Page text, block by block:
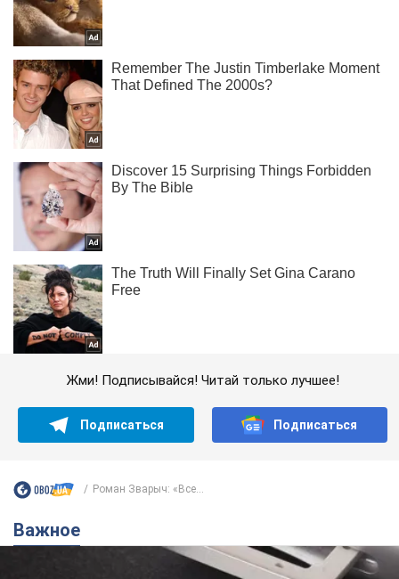
Жми! Подписывайся! Читай только лучшее!
Подписаться Подписаться
Роман Зварыч: «Все...
Важное